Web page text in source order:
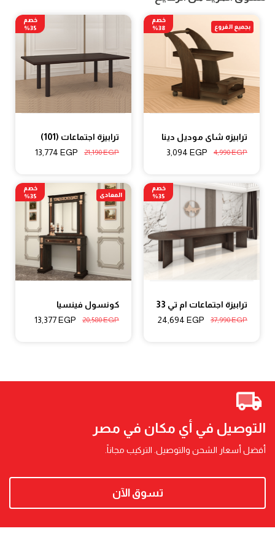
ترابيزه شاى موديل دينا
4,990EGP
3,094 EGP
خصم
38%
بجميع الفروع
ترابيزة اجتماعات (101)
21,190EGP
13,774 EGP
خصم
35%
ترابيزة اجتماعات ام تي 33
37,990EGP
24,694 EGP
خصم
35%
كونسول فينسيا
20,580EGP
13,377EGP
خصم
35%
المعادى
التوصيل في أي مكان في مصر
أفضل أسعار الشحن والتوصيل. التركيب مجاناً.
تسوق الآن